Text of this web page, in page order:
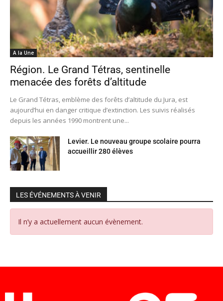
A la Une
Région. Le Grand Tétras, sentinelle
menacée des forêts d’altitude
Le Grand Tétras, emblème des forêts d’altitude du Jura, est
aujourd’hui en danger critique d’extinction. Les suivis réalisés
depuis les années 1990 montrent une...
Levier. Le nouveau groupe scolaire pourra
accueillir 280 élèves
LES ÉVÉNEMENTS À VENIR
Il n’y a actuellement aucun évènement.